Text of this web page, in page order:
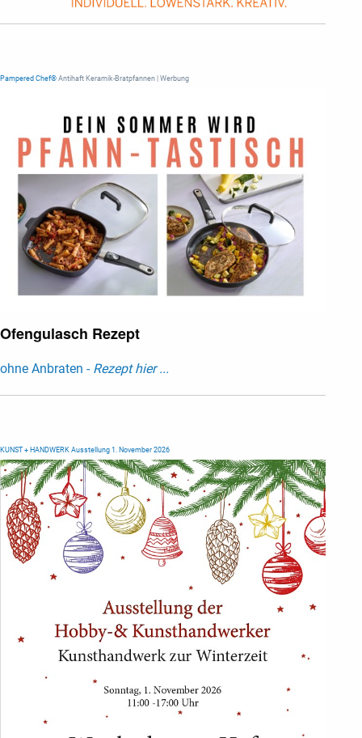
Pampered Chef® Antihaft Keramik-Bratpfannen | Werbung
Ofengulasch Rezept
ohne Anbraten - Rezept hier ...
KUNST + HANDWERK Ausstellung 1. November 2026